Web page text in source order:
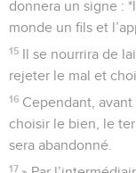
donnera un signe :
monde un fils et
15 Il se nourrira de
rejeter le mal et
16 Cependant,
choisir le bien, le
sera abandonné.
17